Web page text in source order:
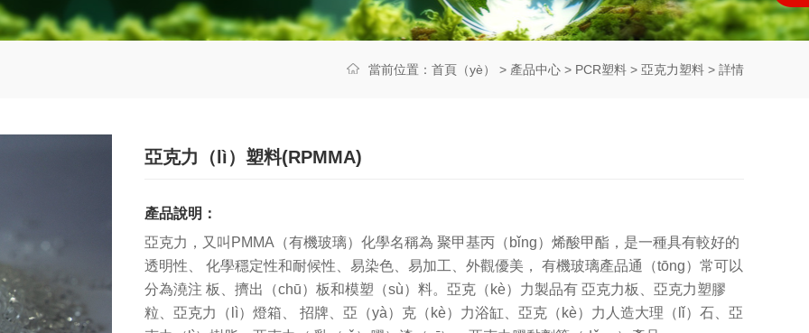
當前位置： 首頁（yè） > 產品中心 > PCR塑料 > 亞克力塑料 > 詳情
亞克力（lì）塑料(RPMMA)
產品說明：
亞克力，又叫PMMA（有機玻璃）化學名稱為 聚甲基丙（bǐng）烯酸甲酯，是一種具有較好的
透明性、 化學穩定性和耐候性、易染色、易加工、外觀優美， 有機玻璃產品通（tōng）常可以
分為澆注 板、擠出（chū）板和模塑（sù）料。亞克（kè）力製品有 亞克力板、亞克力塑膠
粒、亞克力（lì）燈箱、 招牌、亞（yà）克（kè）力浴缸、亞克（kè）力人造大理（lǐ）石、亞